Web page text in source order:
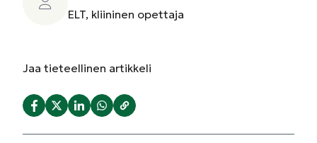
ELT, kliininen opettaja
Jaa tieteellinen artikkeli